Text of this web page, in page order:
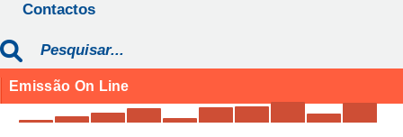
Contactos
Emissão On Line